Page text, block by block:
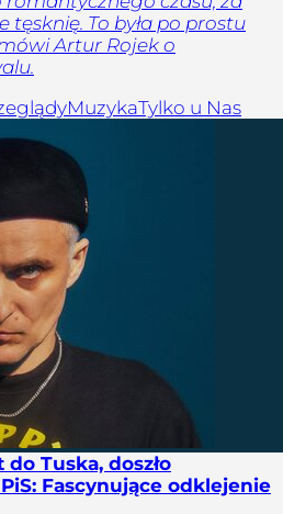
tęsknię. To była po prostu
Artur Rojek o
MuzykaTylko u Nas
Tuska, doszło
Fascynujące odklejenie